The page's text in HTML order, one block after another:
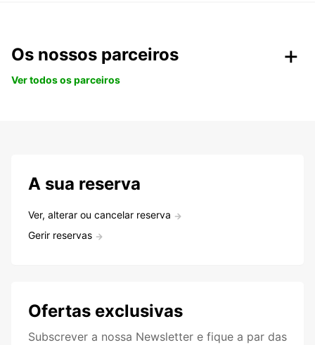
Os nossos parceiros
Ver todos os parceiros
A sua reserva
Ver, alterar ou cancelar reserva
Gerir reservas
Ofertas exclusivas
Subscrever a nossa Newsletter e fique a par das